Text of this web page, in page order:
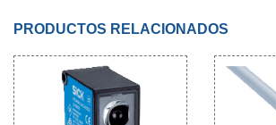
PRODUCTOS RELACIONADOS